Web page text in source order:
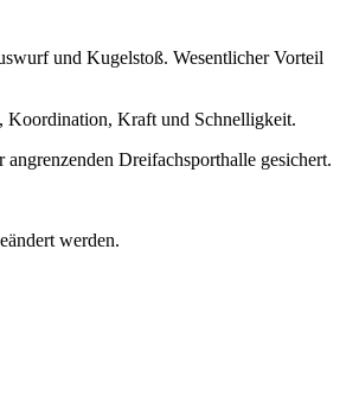
und Kugelstoß. Wesentlicher Vorteil
Koordination, Kraft und Schnelligkeit.
Dreifachsporthalle gesichert.
werden.